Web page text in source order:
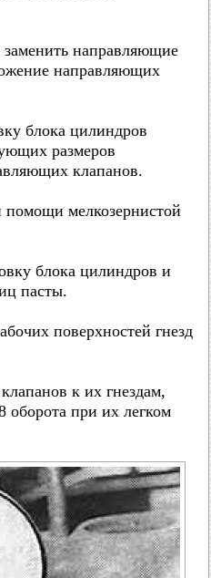
заменить направляющие
направляющих
блока цилиндров
размеров
клапанов.
помощи мелкозернистой
блока цилиндров и
пасты.
поверхностей гнезд
к их гнездам,
оборота при их легком